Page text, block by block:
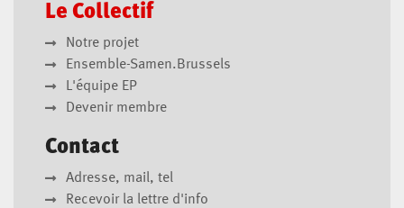
Le Collectif
Notre projet
Ensemble-Samen.Brussels
L'équipe EP
Devenir membre
Contact
Adresse, mail, tel
Recevoir la lettre d'info